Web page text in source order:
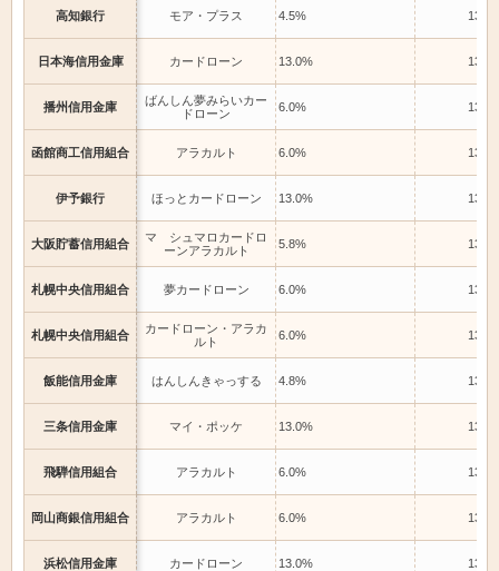
高知銀行
日本海信用金庫
播州信用金庫
函館商工信用組合
伊予銀行
大阪貯蓄信用組合
札幌中央信用組合
札幌中央信用組合
飯能信用金庫
三条信用金庫
飛騨信用組合
岡山商銀信用組合
浜松信用金庫
モア・プラス 4.5%
カードローン 13.0%
ばんしん夢みらいカー
ドローン
6.0%
アラカルト 6.0%
ほっとカードローン 13.0%
マ シュマロカードロ
ーンアラカルト
5.8%
夢カードローン 6.0%
カードローン・アラカ
ルト
6.0%
はんしんきゃっする 4.8%
マイ・ポッケ 13.0%
アラカルト 6.0%
アラカルト 6.0%
カードローン 13.0%